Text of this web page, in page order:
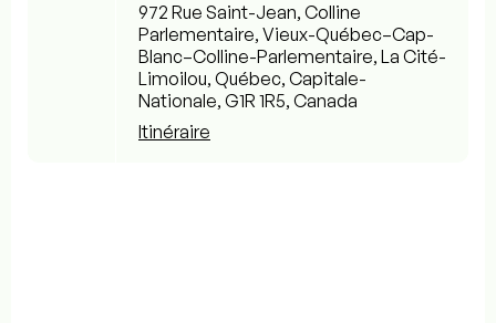
972 Rue Saint-Jean, Colline
Parlementaire, Vieux-Québec–Cap-
Blanc–Colline-Parlementaire, La Cité-
Limoilou, Québec, Capitale-
Nationale, G1R 1R5, Canada
Itinéraire